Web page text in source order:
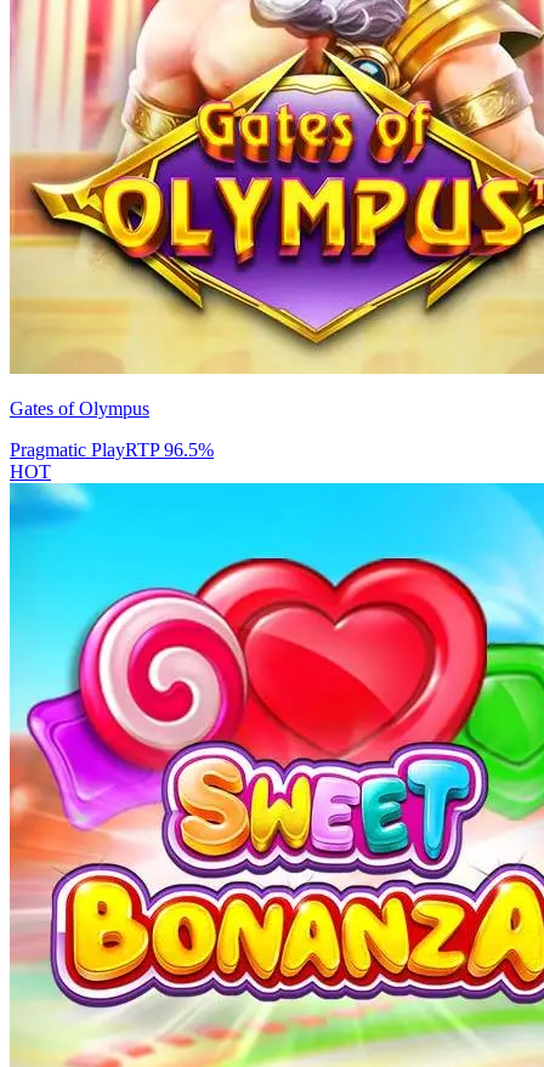
Gates of Olympus
Pragmatic PlayRTP96.5%
HOT